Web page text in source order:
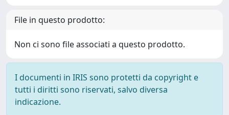
File in questo prodotto:
Non ci sono file associati a questo prodotto.
I documenti in IRIS sono protetti da copyright e
tutti i diritti sono riservati, salvo diversa
indicazione.